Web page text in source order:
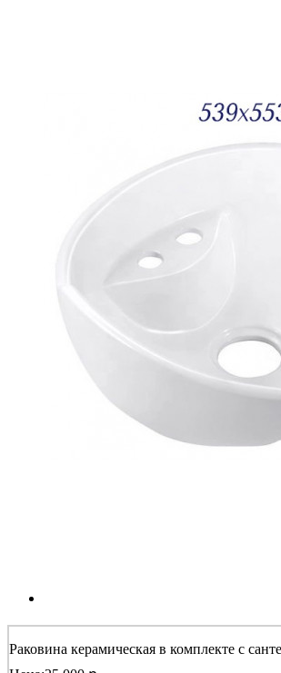
Раковина керамическая в комплекте с